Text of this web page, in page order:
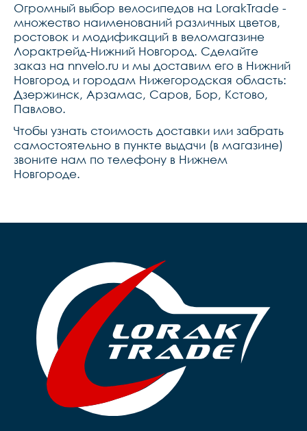
Огромный выбор велосипедов на LorakTrade -
множество наименований различных цветов,
ростовок и модификаций в веломагазине
Лорактрейд-Нижний Новгород. Сделайте
заказ на nnvelo.ru и мы доставим его в Нижний
Новгород и городам Нижегородская область:
Дзержинск, Арзамас, Саров, Бор, Кстово,
Павлово.
Чтобы узнать стоимость доставки или забрать
самостоятельно в пункте выдачи (в магазине)
звоните нам по телефону в Нижнем
Новгороде.